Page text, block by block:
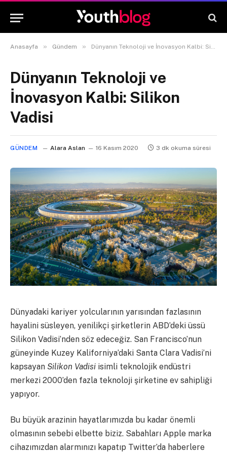
Anasayfa » Gündem » Dünyanın Teknoloji ve İnovasyon Kalbi: Silikon Vadisi
Dünyanın Teknoloji ve
İnovasyon Kalbi: Silikon
Vadisi
GÜNDEM Alara Aslan 16 Kasım 2020 3 dk okuma süresi
Dünyadaki kariyer yolcularının yarısından fazlasının
hayalini süsleyen, yenilikçi şirketlerin ABD’deki üssü
Silikon Vadisi’nden söz edeceğiz. San Francisco’nun
güneyinde Kuzey Kaliforniya’daki Santa Clara Vadisi’ni
kapsayan Silikon Vadisi isimli teknolojik endüstri
merkezi 2000’den fazla teknoloji şirketine ev sahipliği
yapıyor.
Bu büyük arazinin hayatlarımızda bu kadar önemli
olmasının sebebi elbette biziz. Sabahları Apple marka
cihazımızdan alarmınızı kapatıp Twitter’da haberlere